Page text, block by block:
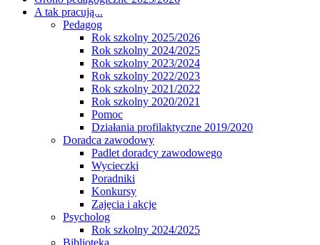
A tak pracują...
Pedagog
Rok szkolny 2025/2026
Rok szkolny 2024/2025
Rok szkolny 2023/2024
Rok szkolny 2022/2023
Rok szkolny 2021/2022
Rok szkolny 2020/2021
Pomoc
Działania profilaktyczne 2019/2020
Doradca zawodowy
Padlet doradcy zawodowego
Wycieczki
Poradniki
Konkursy
Zajęcia i akcje
Psycholog
Rok szkolny 2024/2025
Biblioteka